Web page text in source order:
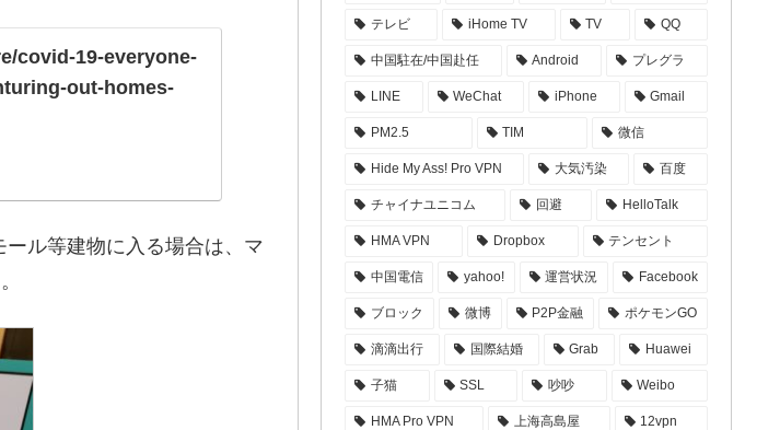
covid-19-everyone-
out-homes-
ル等建物に入る場合は、マ
テレビ iHome TV TV QQ
中国駐在/中国赴任 Android プレグラ
LINE WeChat iPhone Gmail
PM2.5 TIM 微信
Hide My Ass! Pro VPN 大気汚染 百度
チャイナユニコム 回避 HelloTalk
HMA VPN Dropbox テンセント
中国電信 yahoo! 運営状況 Facebook
ブロック 微博 P2P金融 ポケモンGO
滴滴出行 国際結婚 Grab Huawei
子猫 SSL 吵吵 Weibo
HMA Pro VPN 上海高島屋 12vpn